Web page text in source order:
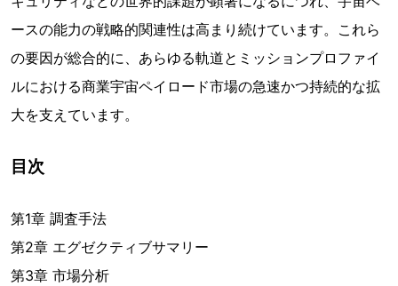
ースの能力の戦略的関連性は高まり続けています。これら
の要因が総合的に、あらゆる軌道とミッションプロファイ
ルにおける商業宇宙ペイロード市場の急速かつ持続的な拡
大を支えています。
目次
第1章 調査手法
第2章 エグゼクティブサマリー
第3章 市場分析